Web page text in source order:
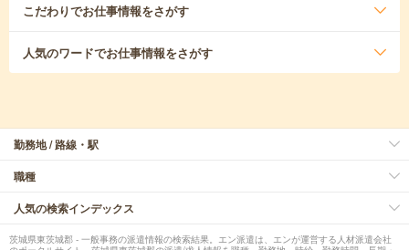
こだわりでお仕事情報をさがす
人気のワードでお仕事情報をさがす
勤務地 / 路線・駅
職種
人気の検索インデックス
茨城県東茨城郡 - 一般事務の派遣情報の検索結果。エン派遣は、エンが運営する人材派遣会社